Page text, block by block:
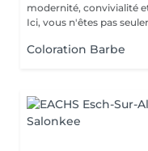
modernité, convivialité
Ici, vous n'êtes pas
Coloration Barbe